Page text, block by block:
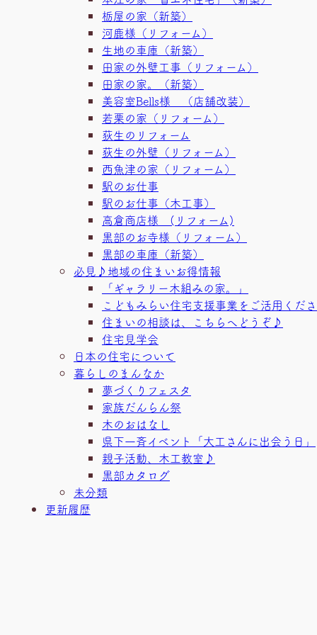
栃屋の家（新築）
河鹿様（リフォーム）
生地の車庫（新築）
田家の外壁工事（リフォーム）
田家の家。（新築）
美容室Bells様 （店舗改装）
若栗の家（リフォーム）
荻生のリフォーム
荻生の外壁（リフォーム）
西魚津の家（リフォーム）
駅のお仕事
駅のお仕事（木工事）
高倉商店様 (リフォーム)
黒部のお寺様（リフォーム）
黒部の車庫（新築）
必見♪地域の住まいお得情報
「ギャラリー木組みの家。」
こどもみらい住宅支援事業をご活用くだ
住まいの相談は、こちらへどうぞ♪
住宅見学会
日本の住宅について
暮らしのまんなか
夢づくりフェスタ
家族だんらん祭
木のおはなし
県下一斉イベント「大工さんに出会う日」
親子活動、木工教室♪
黒部カタログ
未分類
更新履歴